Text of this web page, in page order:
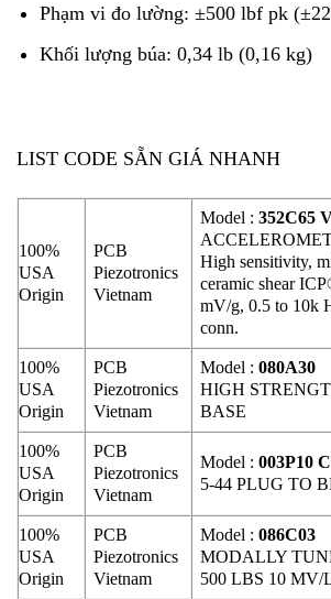
Phạm vi đo lường: ±500 lbf pk
Khối lượng búa: 0,34 lb (0,16 kg)
LIST CODE SẴN GIÁ NHANH
100%
USA
Origin
PCB
Piezotronics
Vietnam
Model :352C65
High sensitivity,
ceramic shear
mV/g, 0.5 to 10k
conn.
100%
USA
Origin
PCB
Piezotronics
Vietnam
Model :080A30
HIGH
BASE
100%
USA
Origin
PCB
Piezotronics
Vietnam
Model :003P10
5-44 PLUG TO
100%
USA
Origin
PCB
Piezotronics
Vietnam
Model :086C03
MODALLY
500 LBS 10 MV/